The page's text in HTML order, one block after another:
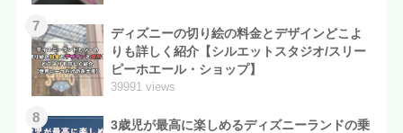
7
ディズニーの切り絵の料金とデザインどこよ
りも詳しく紹介【シルエットスタジオ/スリー
ピーホエール・ショップ】
39991 views
8
3歳児が最高に楽しめるディズニーランドの乗